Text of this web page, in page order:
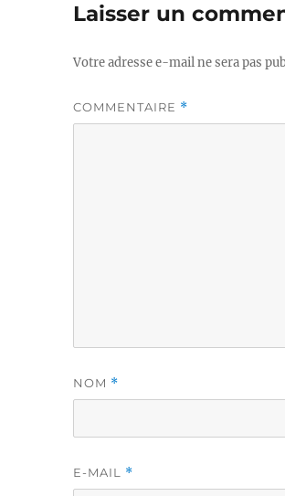
Laisser un
Votre adresse e-mail ne sera pas
COMMENTAIRE *
NOM *
E-MAIL *